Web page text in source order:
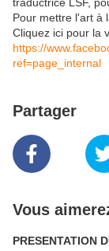
Pour mettre l'art à
Cliquez ici pour la
https://
ref=page_internal
Partager
Vous
PRESENTATION